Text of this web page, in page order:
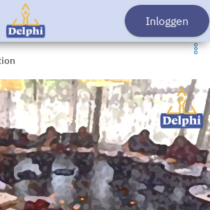
Ga naar de startpagina Inloggen